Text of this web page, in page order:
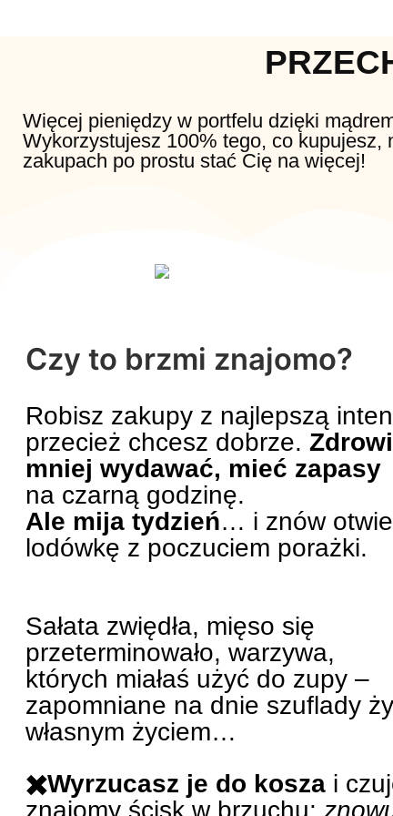
Więcej pieniędzy w portfelu dzięki
Wykorzystujesz 100% tego, co
zakupach po prostu stać Cię na więcej!
Czy to brzmi znajomo?
Robisz zakupy z najlepszą
przecież chcesz dobrze.
mniej wydawać, mieć zapasy
na czarną godzinę.
Ale mija tydzień… i znów
lodówkę z poczuciem porażki.
Sałata zwiędła, mięso się
przeterminowało, warzywa,
których miałaś użyć do zupy –
zapomniane na dnie szuflady
własnym życiem…
✖️Wyrzucasz je do kosza i
znajomy ścisk w brzuchu: